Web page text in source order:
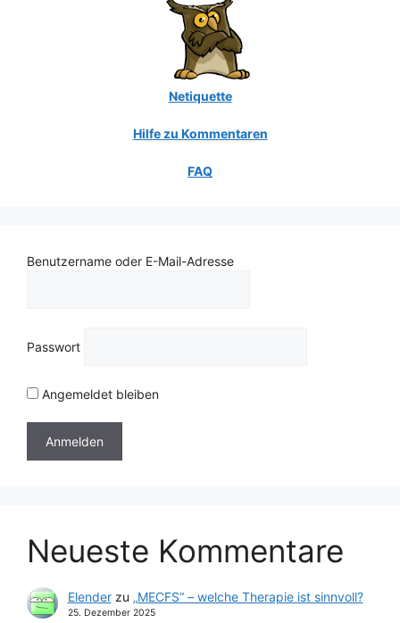
Netiquette
Hilfe zu Kommentaren
FAQ
Benutzername oder E-Mail-Adresse
Passwort
Angemeldet bleiben
Neueste Kommentare
Elenderzu „MECFS“ – welche Therapie ist sinnvoll?
25. Dezember 2025